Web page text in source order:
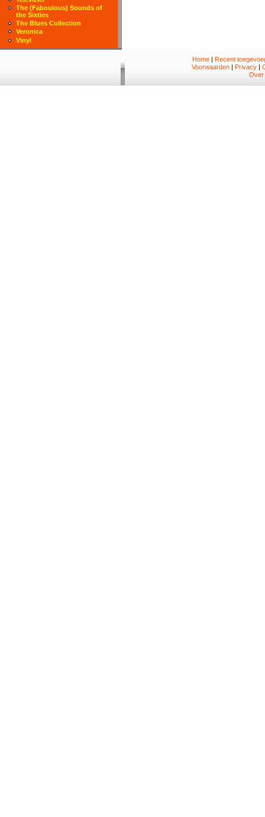
The (Faboulous) Sounds of
the Sixties
The Blues Collection
Veronica
Vinyl
Home|
Recent
Voorwaarden
Privacy
Over